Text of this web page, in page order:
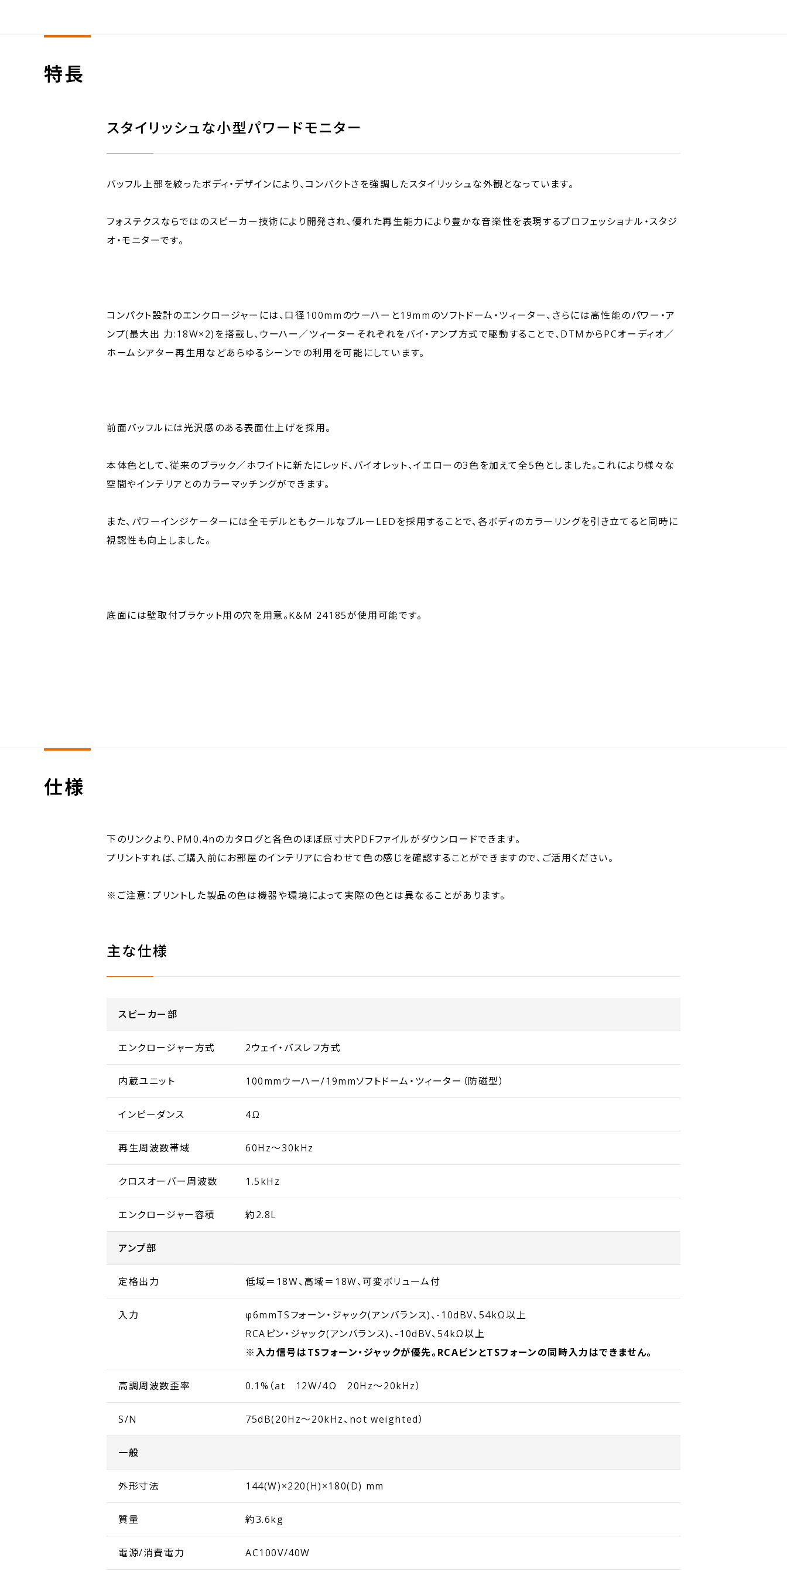
特長
スタイリッシュな小型パワードモニター
バッフル上部を絞ったボディ・デザインにより、コンパクトさを強調したスタイリッシュな外観となっています。
フォステクスならではのスピーカー技術により開発され、優れた再生能力により豊かな音楽性を表現するプロフェッショナル・スタジ
オ・モニターです。
コンパクト設計のエンクロージャーには、口径100mmのウーハーと19mmのソフトドーム・ツィーター、さらには高性能のパワー・ア
ンプ(最大出 力:18W×2)を搭載し、ウーハー／ツィーターそれぞれをバイ・アンプ方式で駆動することで、DTMからPCオーディオ／
ホームシアター再生用などあらゆるシーンでの利用を可能にしています。
前面バッフルには光沢感のある表面仕上げを採用。
本体色として、従来のブラック／ホワイトに新たにレッド、バイオレット、イエローの3色を加えて全5色としました。これにより様々な
空間やインテリアとのカラーマッチングができます。
また、パワーインジケーターには全モデルともクールなブルーLEDを採用することで、各ボディのカラーリングを引き立てると同時に
視認性も向上しました。
底面には壁取付ブラケット用の穴を用意。K&M 24185が使用可能です。
仕様
下のリンクより、PM0.4nのカタログと各色のほぼ原寸大PDFファイルがダウンロードできます。
プリントすれば、ご購入前にお部屋のインテリアに合わせて色の感じを確認することができますので、ご活用ください。
※ご注意：プリントした製品の色は機器や環境によって実際の色とは異なることがあります。
主な仕様
スピーカー部
エンクロージャー方式 2ウェイ・バスレフ方式
内蔵ユニット 100mmウーハー/19mmソフトドーム・ツィーター（防磁型）
インピーダンス 4Ω
再生周波数帯域 60Hz〜30kHz
クロスオーバー周波数 1.5kHz
エンクロージャー容積 約2.8L
アンプ部
定格出力 低域＝18W、高域＝18W、可変ボリューム付
入力
φ6mmTSフォーン・ジャック(アンバランス)、-10dBV、54kΩ以上
RCAピン・ジャック(アンバランス)、-10dBV、54kΩ以上
※入力信号はTSフォーン・ジャックが優先。RCAピンとTSフォーンの同時入力はできません。
高調周波数歪率 0.1%（at 12W/4Ω 20Hz〜20kHz）
S/N 75dB(20Hz〜20kHz、not weighted）
一般
外形寸法 144(W)×220(H)×180(D) mm
質量 約3.6kg
電源/消費電力 AC100V/40W